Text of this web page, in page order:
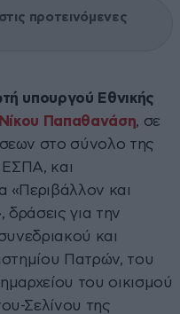
προτεινόμενες
υπουργού Εθνικής
Νίκου Παπαθανάση, σε
στο σύνολο της
ΕΣΠΑ, και
«Περιβάλλον και
δράσεις για την
και
Πατρών, του
του οικισμού
Σελίνου της